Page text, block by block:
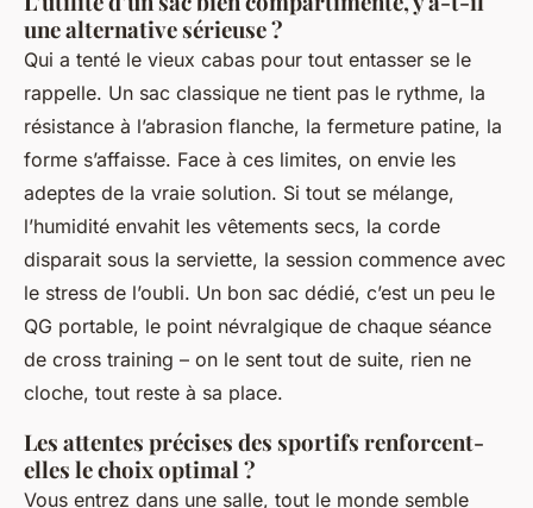
une alternative sérieuse ?
Qui a tenté le vieux cabas pour tout entasser se le
rappelle. Un sac classique ne tient pas le rythme, la
résistance à l’abrasion flanche, la fermeture patine, la
forme s’affaisse. Face à ces limites, on envie les
adeptes de la vraie solution. Si tout se mélange,
l’humidité envahit les vêtements secs, la corde
disparait sous la serviette, la session commence avec
le stress de l’oubli. Un bon sac dédié, c’est un peu le
QG portable, le point névralgique de chaque séance
de cross training – on le sent tout de suite, rien ne
cloche, tout reste à sa place.
Les attentes précises des sportifs renforcent-
elles le choix optimal ?
Vous entrez dans une salle, tout le monde semble